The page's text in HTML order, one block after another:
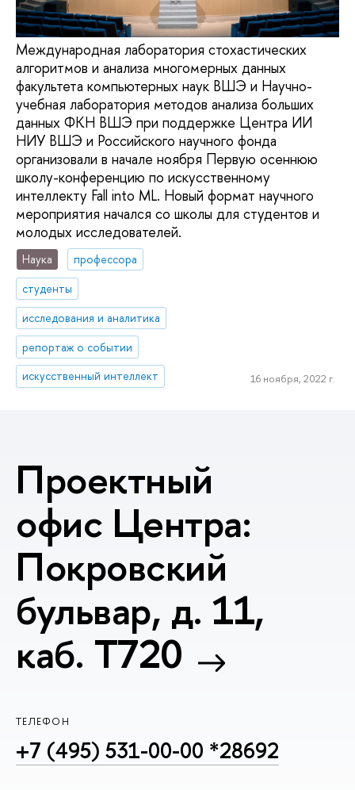
Международная лаборатория стохастических
алгоритмов и анализа многомерных данных
факультета компьютерных наук ВШЭ и Научно-
учебная лаборатория методов анализа больших
данных ФКН ВШЭ при поддержке Центра ИИ
НИУ ВШЭ и Российского научного фонда
организовали в начале ноября Первую осеннюю
школу-конференцию по искусственному
интеллекту Fall into ML. Новый формат научного
мероприятия начался со школы для студентов и
молодых исследователей.
Наука
профессора
студенты
исследования и аналитика
репортаж о событии
искусственный интеллект
16 ноября, 2022 г.
Проектный
офис Центра:
Покровский
бульвар, д. 11,
каб. T720
ТЕЛЕФОН
+7 (495) 531-00-00 *28692